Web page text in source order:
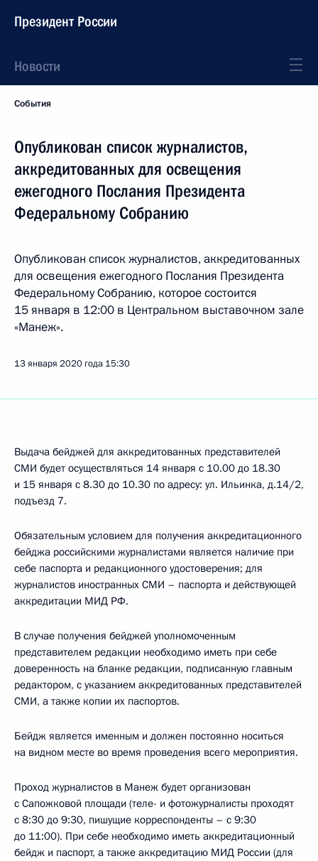
Президент России
Новости
События
Опубликован список журналистов,
аккредитованных для освещения
ежегодного Послания Президента
Федеральному Собранию
Опубликован список журналистов, аккредитованных
для освещения ежегодного Послания Президента
Федеральному Собранию, которое состоится
15 января в 12:00 в Центральном выставочном зале
«Манеж».
13 января 2020 года 15:30
Выдача бейджей для аккредитованных представителей
СМИ будет осуществляться 14 января с 10.00 до 18.30
и 15 января с 8.30 до 10.30 по адресу: ул. Ильинка, д.14/2,
подъезд 7.
Обязательным условием для получения аккредитационного
бейджа российскими журналистами является наличие при
себе паспорта и редакционного удостоверения; для
журналистов иностранных СМИ – паспорта и действующей
аккредитации МИД РФ.
В случае получения бейджей уполномоченным
представителем редакции необходимо иметь при себе
доверенность на бланке редакции, подписанную главным
редактором, с указанием аккредитованных представителей
СМИ, а также копии их паспортов.
Бейдж является именным и должен постоянно носиться
на видном месте во время проведения всего мероприятия.
Проход журналистов в Манеж будет организован
с Сапожковой площади (теле- и фотожурналисты проходят
с 8:30 до 9:30, пишущие корреспонденты – с 9:30
до 11:00). При себе необходимо иметь аккредитационный
бейдж и паспорт, а также аккредитацию МИД России (для